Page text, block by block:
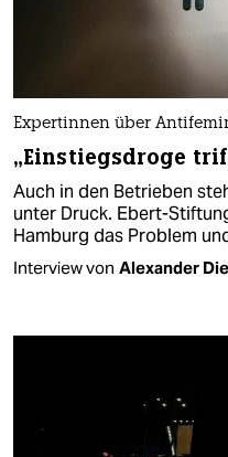
Expertinnen über
„Einstiegsdroge
Auch in den Betrieben
unter Druck. Ebert-
Hamburg das Problem
Interview von Alexander